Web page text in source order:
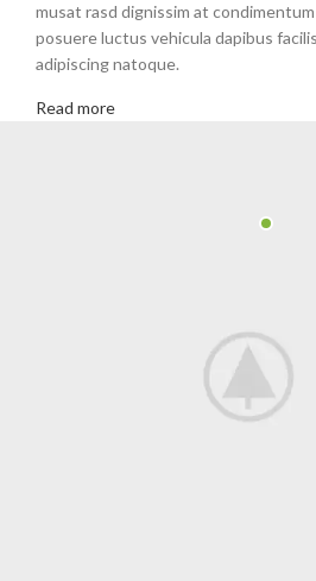
musat rasd dignissim at
posuere luctus vehicula dapibus
adipiscing natoque.
Read more